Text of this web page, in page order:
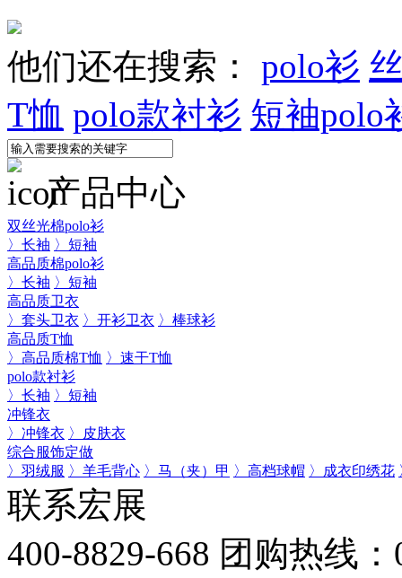
他们还在搜索： polo衫
T恤 polo款衬衫 短袖polo
产品中心
双丝光棉polo衫
〉长袖 〉短袖
高品质棉polo衫
〉长袖 〉短袖
高品质卫衣
〉套头卫衣 〉开衫卫衣 〉棒球衫
高品质T恤
〉高品质棉T恤 〉速干T恤
polo款衬衫
〉长袖 〉短袖
冲锋衣
〉冲锋衣 〉皮肤衣
综合服饰定做
〉羽绒服 〉羊毛背心 〉马（夹）甲 〉高档球帽 〉成衣印绣花
联系宏展
400-8829-668 团购热线：